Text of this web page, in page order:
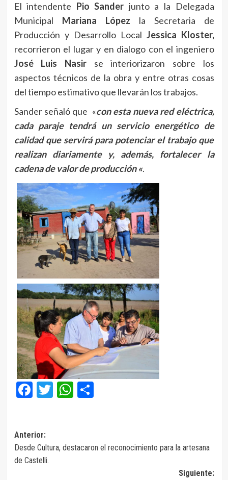
El intendente Pio Sander junto a la Delegada
Municipal Mariana López la Secretaria de
Producción y Desarrollo Local Jessica Kloster,
recorrieron el lugar y en dialogo con el ingeniero
José Luis Nasirse interiorizaron sobre los
aspectos técnicos de la obra y entre otras cosas
del tiempo estimativo que llevarán los trabajos.
Sander señaló que «con esta nueva red eléctrica,
cada paraje tendrá un servicio energético de
calidad que servirá para potenciar el trabajo que
realizan diariamente y, además, fortalecer la
cadena de valor de producción «.
Facebook
Twitter
WhatsApp
Compartir
Navegación
de
Anterior:
Desde Cultura, destacaron el reconocimiento para la artesana
de Castelli.
Siguiente: